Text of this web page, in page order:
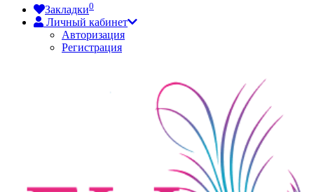
Закладки0
Личный кабинет
Авторизация
Регистрация